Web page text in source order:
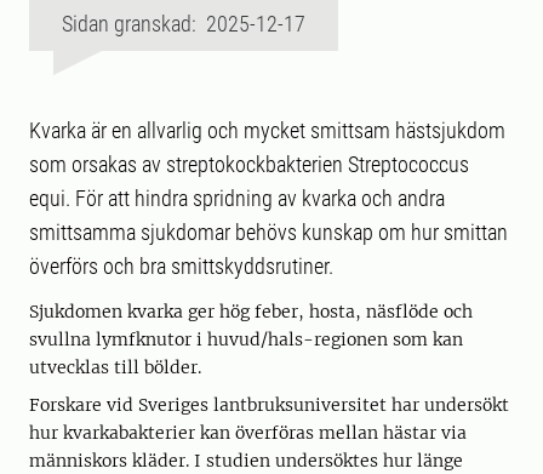
Sidan granskad: 2025-12-17
Kvarka är en allvarlig och mycket smittsam hästsjukdom
som orsakas av streptokockbakterien Streptococcus
equi. För att hindra spridning av kvarka och andra
smittsamma sjukdomar behövs kunskap om hur smittan
överförs och bra smittskyddsrutiner.
Sjukdomen kvarka ger hög feber, hosta, näsflöde och
svullna lymfknutor i huvud/hals-regionen som kan
utvecklas till bölder.
Forskare vid Sveriges lantbruksuniversitet har undersökt
hur kvarkabakterier kan överföras mellan hästar via
människors kläder. I studien undersöktes hur länge